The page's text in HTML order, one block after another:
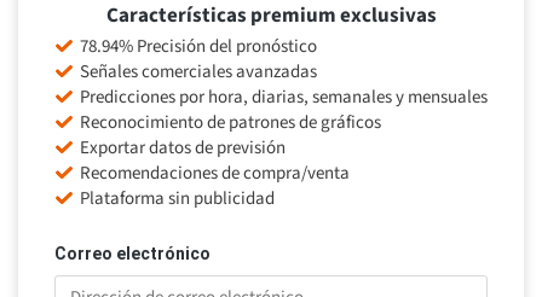
Correo electrónico
Características premium exclusivas
78.94% Precisión del pronóstico
Señales comerciales avanzadas
Predicciones por hora, diarias, semanales y mensuales
Reconocimiento de patrones de gráficos
Exportar datos de previsión
Recomendaciones de compra/venta
Plataforma sin publicidad